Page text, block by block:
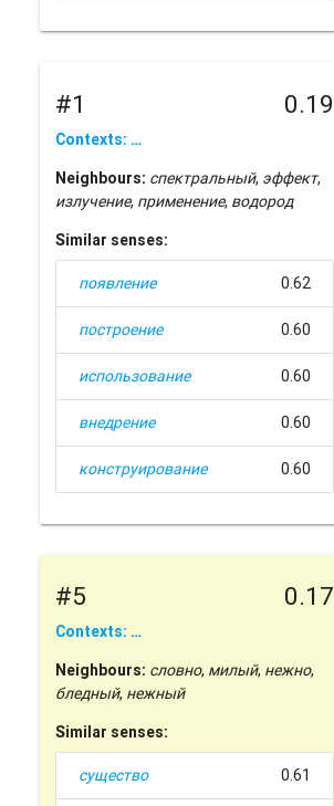
#1 0.19
Contexts: …
Neighbours: спектральный, эффект,
излучение, применение, водород
Similar senses:
появление 0.62
построение 0.60
использование 0.60
внедрение 0.60
конструирование 0.60
#5 0.17
Contexts: …
Neighbours: словно, милый, нежно,
бледный, нежный
Similar senses:
существо 0.61